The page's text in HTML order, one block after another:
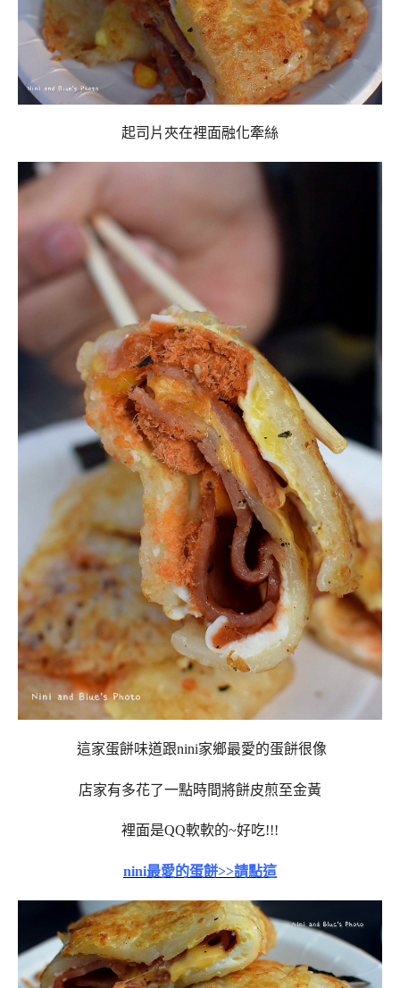
起司片夾在裡面融化牽絲
這家蛋餅味道跟nini家鄉最愛的蛋餅很像
店家有多花了一點時間將餅皮煎至金黃
裡面是QQ軟軟的~好吃!!!
nini最愛的蛋餅>>請點這